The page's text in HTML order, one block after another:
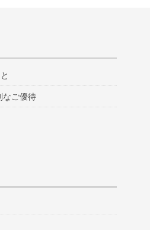
なご優待